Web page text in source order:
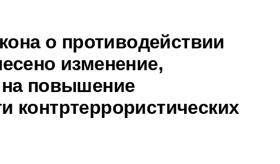
о противодействии
изменение,
повышение
контртеррористических